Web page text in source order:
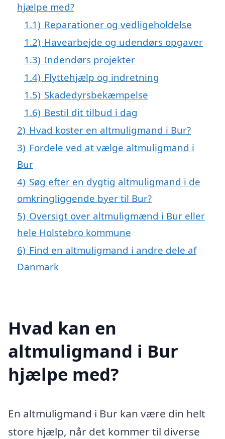
hjælpe med?
1.1) Reparationer og vedligeholdelse
1.2) Havearbejde og udendørs opgaver
1.3) Indendørs projekter
1.4) Flyttehjælp og indretning
1.5) Skadedyrsbekæmpelse
1.6) Bestil dit tilbud i dag
2) Hvad koster en altmuligmand i Bur?
3) Fordele ved at vælge altmuligmand i
Bur
4) Søg efter en dygtig altmuligmand i de
omkringliggende byer til Bur?
5) Oversigt over altmuligmænd i Bur eller
hele Holstebro kommune
6) Find en altmuligmand i andre dele af
Danmark
Hvad kan en
altmuligmand i Bur
hjælpe med?
En altmuligmand i Bur kan være din helt
store hjælp, når det kommer til diverse